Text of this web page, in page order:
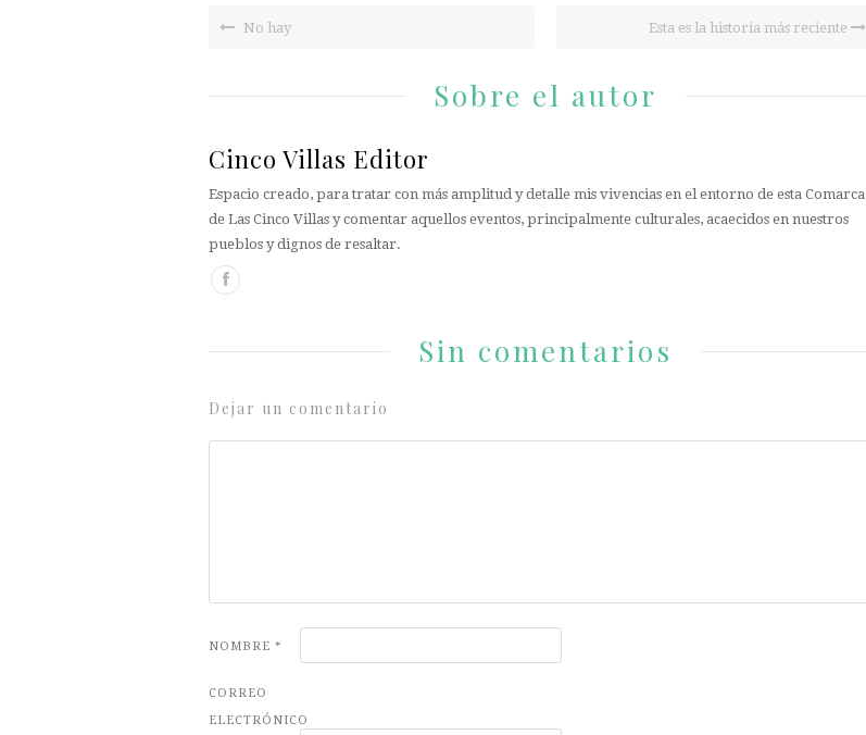
No hay Esta es la historia más reciente
Sobre el autor
Cinco Villas Editor
Espacio creado, para tratar con más amplitud y detalle mis vivencias en el entorno de esta Comarca
de Las Cinco Villas y comentar aquellos eventos, principalmente culturales, acaecidos en nuestros
pueblos y dignos de resaltar.
Sin comentarios
Dejar un comentario
NOMBRE *
CORREO
ELECTRÓNICO